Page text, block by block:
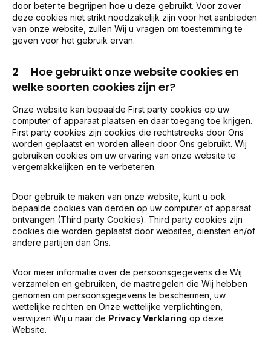
door beter te begrijpen hoe u deze gebruikt. Voor zover
deze cookies niet strikt noodzakelijk zijn voor het aanbieden
van onze website, zullen Wij u vragen om toestemming te
geven voor het gebruik ervan.
2 Hoe gebruikt onze website cookies en
welke soorten cookies zijn er?
Onze website kan bepaalde First party cookies op uw
computer of apparaat plaatsen en daar toegang toe krijgen.
First party cookies zijn cookies die rechtstreeks door Ons
worden geplaatst en worden alleen door Ons gebruikt. Wij
gebruiken cookies om uw ervaring van onze website te
vergemakkelijken en te verbeteren.
Door gebruik te maken van onze website, kunt u ook
bepaalde cookies van derden op uw computer of apparaat
ontvangen (Third party Cookies). Third party cookies zijn
cookies die worden geplaatst door websites, diensten en/of
andere partijen dan Ons.
Voor meer informatie over de persoonsgegevens die Wij
verzamelen en gebruiken, de maatregelen die Wij hebben
genomen om persoonsgegevens te beschermen, uw
wettelijke rechten en Onze wettelijke verplichtingen,
verwijzen Wij u naar de Privacy Verklaring op deze
Website.